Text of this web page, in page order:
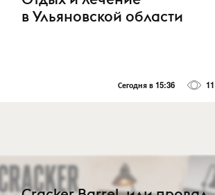
в Ульяновской области
Сегодня в 15:36 11